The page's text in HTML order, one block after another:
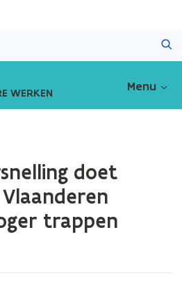
inhoud
WERKEN Menu
doet
trappen